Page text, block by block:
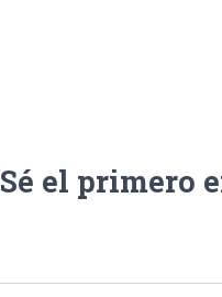
Sé el primero